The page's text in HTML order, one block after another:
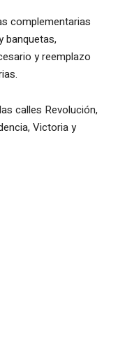
complementarias
banquetas,
y reemplazo
calles Revolución,
Victoria y